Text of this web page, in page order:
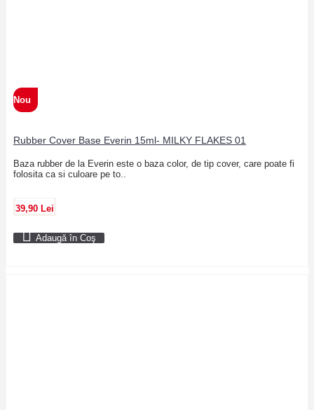
Nou
Rubber Cover Base Everin 15ml- MILKY FLAKES 01
Baza rubber de la Everin este o baza color, de tip cover, care poate fi
folosita ca si culoare pe to..
39,90 Lei
Adaugă în Coş